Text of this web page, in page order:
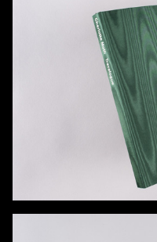
contact